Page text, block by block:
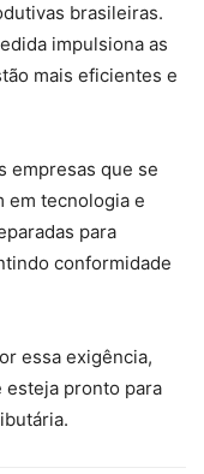
brasileiras.
impulsiona as
mais eficientes e
empresas que se
em tecnologia e
para
conformidade
essa exigência,
esteja pronto para